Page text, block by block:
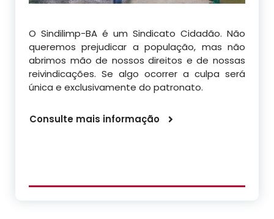
O Sindilimp-BA é um Sindicato Cidadão. Não
queremos prejudicar a população, mas não
abrimos mão de nossos direitos e de nossas
reivindicações. Se algo ocorrer a culpa será
única e exclusivamente do patronato.
Consulte mais informação